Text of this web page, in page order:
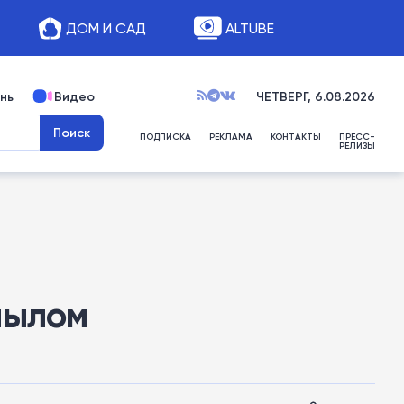
ДОМ И САД ALTUBE
Видео ЧЕТВЕРГ, 6.08.2026
ПОДПИСКА РЕКЛАМА КОНТАКТЫ ПРЕСС-
РЕЛИЗЫ